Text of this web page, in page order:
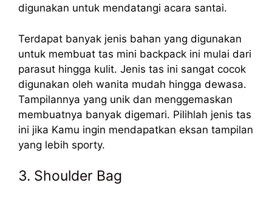
digunakan untuk mendatangi acara santai.
Terdapat banyak jenis bahan yang digunakan
untuk membuat tas mini backpack ini mulai dari
parasut hingga kulit. Jenis tas ini sangat cocok
digunakan oleh wanita mudah hingga dewasa.
Tampilannya yang unik dan menggemaskan
membuatnya banyak digemari. Pilihlah jenis tas
ini jika Kamu ingin mendapatkan eksan tampilan
yang lebih sporty.
3. Shoulder Bag